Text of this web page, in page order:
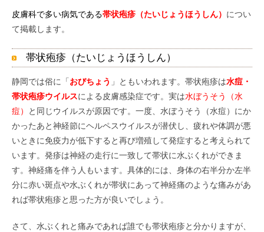
皮膚科で多い病気である帯状疱疹（たいじょうほうしん） につい
て掲載します。
帯状疱疹（たいじょうほうしん）
静岡では俗に「おびちょう 」ともいわれます。帯状疱疹は水痘・
帯状疱疹ウイルスによる皮膚感染症です。実は水ぼうそう（水
痘）
と同じウイルスが原因です。一度、水ぼうそう（水痘）にか
かったあと神経節にヘルペスウイルスが潜伏し、疲れや体調が悪
いときに免疫力が低下すると再び増殖して発症すると考えられて
います。発疹は神経の走行に一致して帯状に水ぶくれができま
す。神経痛を伴う人もいます。具体的には、身体の右半分か左半
分に赤い斑点や水ぶくれが帯状にあって神経痛のような痛みがあ
れば帯状疱疹と思った方が良いでしょう。
さて、水ぶくれと痛みであれば誰でも帯状疱疹と分かりますが、